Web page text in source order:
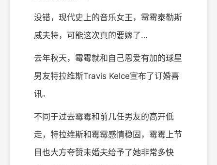
没错，现代史上的音乐女王，霉霉泰勒斯
威夫特，可能这次真的要嫁了…
去年秋天，霉霉就和自己恩爱有加的球星
男友特拉维斯Travis Kelce宣布了订婚喜
讯。
不同于过去霉霉和前几任男友的高开低
走，特拉维斯和霉霉感情稳固，霉霉上节
目也大方夸赞未婚夫给予了她非常多快